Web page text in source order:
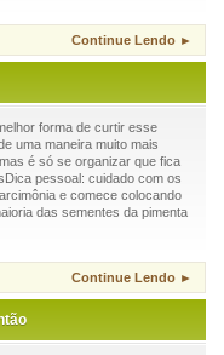
Continue Lendo ►
forma de curtir esse
uma maneira muito mais
é só se organizar que fica
pessoal: cuidado com os
e comece colocando
das sementes da pimenta
Continue Lendo ►